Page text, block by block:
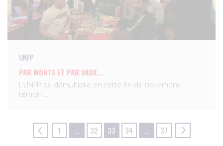
UNFP
PAR MONTS ET PAR VAUX…
L’UNFP se démultiplie en cette fin de novembre,
témoin…
1 32 33 34 37